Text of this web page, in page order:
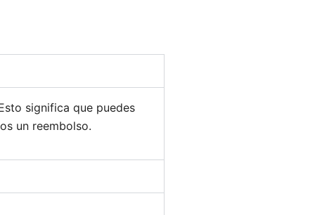
significa que puedes
un reembolso.